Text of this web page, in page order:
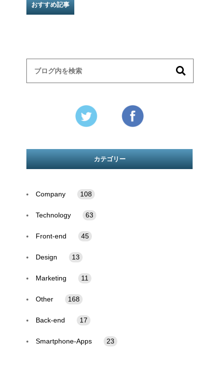
おすすめ記事
カテゴリー
Company 108
Technology 63
Front-end 45
Design 13
Marketing 11
Other 168
Back-end 17
Smartphone-Apps 23